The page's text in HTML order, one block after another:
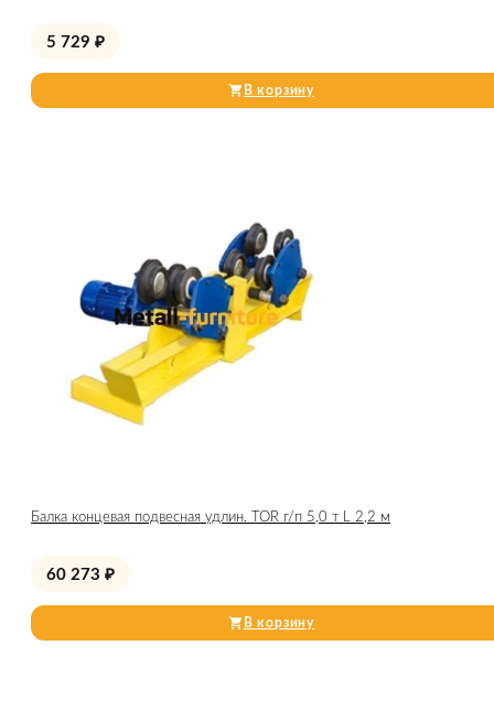
5 729 ₽
В корзину
Балка концевая подвесная удлин. TOR г/п 5,0 т L 2,2 м
60 273 ₽
В корзину